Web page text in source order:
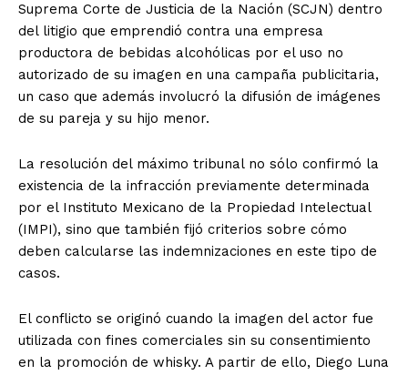
Suprema Corte de Justicia de la Nación (SCJN) dentro
del litigio que emprendió contra una empresa
productora de bebidas alcohólicas por el uso no
autorizado de su imagen en una campaña publicitaria,
un caso que además involucró la difusión de imágenes
de su pareja y su hijo menor.
La resolución del máximo tribunal no sólo confirmó la
existencia de la infracción previamente determinada
por el Instituto Mexicano de la Propiedad Intelectual
(IMPI), sino que también fijó criterios sobre cómo
deben calcularse las indemnizaciones en este tipo de
casos.
El conflicto se originó cuando la imagen del actor fue
utilizada con fines comerciales sin su consentimiento
en la promoción de whisky. A partir de ello, Diego Luna